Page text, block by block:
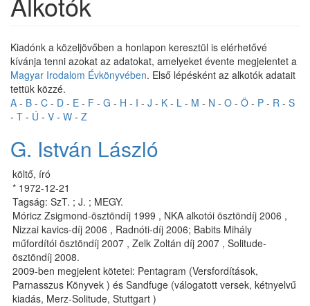
Kiadónk a közeljövőben a honlapon keresztül is elérhetővé
kívánja tenni azokat az adatokat, amelyeket évente megjelentet a
Magyar Irodalom Évkönyvében. Első lépésként az alkotók adatait
tettük közzé.
A - B - C - D - E - F - G - H - I - J - K - L - M - N - O - Ö - P - R - S
- T - Ú - V - W - Z
G. István László
költő, író
* 1972-12-21
Tagság: SzT. ; J. ; MEGY.
Móricz Zsigmond-ösztöndíj 1999 , NKA alkotói ösztöndíj 2006 ,
Nizzai kavics-díj 2006 , Radnóti-díj 2006; Babits Mihály
műfordítói ösztöndíj 2007 , Zelk Zoltán díj 2007 , Solitude-
ösztöndíj 2008.
2009-ben megjelent kötetei: Pentagram (Versfordítások,
Parnasszus Könyvek ) és Sandfuge (válogatott versek, kétnyelvű
kiadás, Merz-Solitude, Stuttgart )